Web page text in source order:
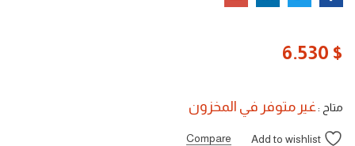
6.530 $
متاح :غير متوفر في المخزون
Add to wishlist
Compare